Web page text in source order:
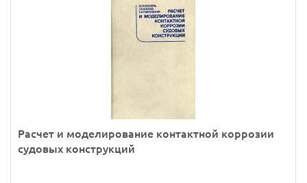
Расчет и моделирование контактной коррозии
судовых конструкций